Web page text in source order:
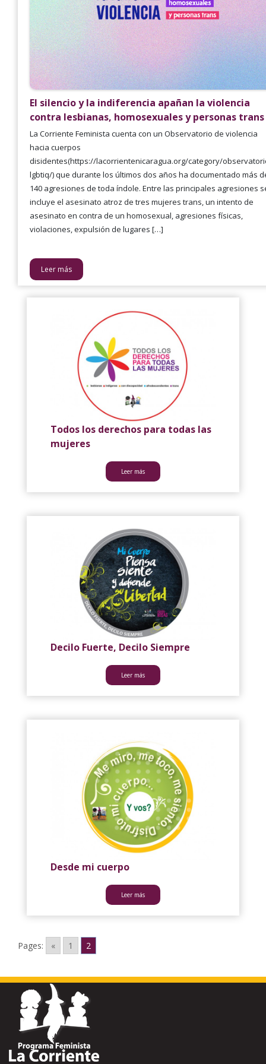
El silencio y la indiferencia apañan la violencia
contra lesbianas, homosexuales y personas trans
La Corriente Feminista cuenta con un Observatorio de violencia
hacia cuerpos
disidentes(https://lacorrientenicaragua.org/category/
lgbtiq/) que durante los últimos dos años ha documentado más
140 agresiones de toda índole. Entre las principales agresiones
incluye el asesinato atroz de tres mujeres trans, un intento de
asesinato en contra de un homosexual, agresiones físicas,
violaciones, expulsión de lugares […]
Leer más
Todos los derechos para todas las
mujeres
Leer más
Decilo Fuerte, Decilo Siempre
Leer más
Desde mi cuerpo
Leer más
Pages: « 1 2